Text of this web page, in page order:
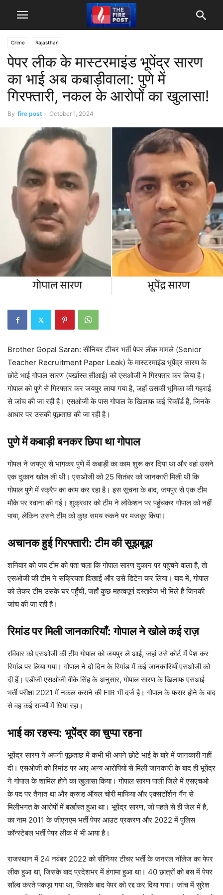
Crime Rajasthan
पेपर लीक के मास्टरमाइंड भूपेंद्र सारण
का भाई अब कबाड़ीवाला: पुणे में
गिरफ्तारी, नकल के आरोपों का खुलासा!
By fire post - October 1, 2024
Brother Gopal Saran: सीनियर टीचर भर्ती पेपर लीक मामले (Senior
Teacher Recruitment Paper Leak) के मास्टरमाइंड भूपेंद्र सारण के
छोटे भाई गोपाल सारण (बर्खास्त सीआई) को एसओजी ने गिरफ्तार कर लिया है।
गोपाल को पुणे से गिरफ्तार कर जयपुर लाया गया है, जहाँ उसकी भूमिका की गहराई
से जांच की जा रही है। एसओजी के पास गोपाल के खिलाफ कई रिकॉर्ड हैं, जिनके
आधार पर उसकी पूछताछ की जा रही है।
पुणे में कबाड़ी बनकर छिपा था गोपाल
गोपल ने जयपुर से भागकर पुणे में कबाड़ी का काम शुरू कर दिया था और वहां उसने
एक दुकान खोल ली थी। एसओजी को 25 सितंबर को जानकारी मिली थी कि
गोपाल पुणे में स्क्रैप का काम कर रहा है। इस सूचना के बाद, जयपुर से एक टीम
मौके पर रवाना की गई। शुक्रवार को टीम ने लोकेशन पर पहुंचकर गोपाल को नहीं
पाया, लेकिन उसने टीम को कुछ समय रुकने पर मजबूर किया।
अचानक हुई गिरफ्तारी: टीम की सूझबूझ
शनिवार को जब टीम को पता चला कि गोपाल सारण दुकान पर पहुंचने वाला है, तो
एसओजी की टीम ने सक्रियता दिखाई और उसे डिटेन कर लिया। बाद में, गोपाल
को लेकर टीम उसके घर पहुँची, जहाँ कुछ महत्वपूर्ण दस्तावेज भी मिले हैं जिनकी
जांच की जा रही है।
रिमांड पर मिली जानकारियाँ: गोपाल ने खोले कई राज़
रविवार को एसओजी की टीम गोपाल को जयपुर ले आई, जहां उसे कोर्ट में पेश कर
रिमांड पर लिया गया। गोपाल ने दो दिन के रिमांड में कई जानकारियाँ एसओजी को
दी हैं। एडीजी एसओजी वीके सिंह के अनुसार, गोपाल सारण के खिलाफ एसआई
भर्ती परीक्षा 2021 में नकल कराने की FIR भी दर्ज है। गोपाल के फरार होने के बाद
से वह कई राज्यों में छिपा रहा।
भाई का रहस्य: भूपेंद्र का चुप्पा रहना
भूपेंद्र सारण ने अपनी पूछताछ में कभी भी अपने छोटे भाई के बारे में जानकारी नहीं
दी। एसओजी को रिमांड पर आए अन्य आरोपियों से मिली जानकारी के बाद ही भूपेंद्र
ने गोपाल के शामिल होने का खुलासा किया। गोपाल सारण पाली जिले में एसएचओ
के पद पर तैनात था और क्रूड ऑयल चोरी माफिया और एक्सटॉर्शन गैंग से
मिलीभगत के आरोपों में बर्खास्त हुआ था। भूपेंद्र सारण, जो पहले से ही जेल में है,
का नाम 2011 के जीएनएम भर्ती पेपर आउट प्रकरण और 2022 में पुलिस
कॉन्स्टेबल भर्ती पेपर लीक में भी आया है।
राजस्थान में 24 नवंबर 2022 को सीनियर टीचर भर्ती के जनरल नॉलेज का पेपर
लीक हुआ था, जिसके बाद प्रदेशभर में हंगामा हुआ था। 40 छात्रों को बस में पेपर
सॉल्व करते पकड़ा गया था, जिसके बाद पेपर को रद्द कर दिया गया। जांच में सुरेश